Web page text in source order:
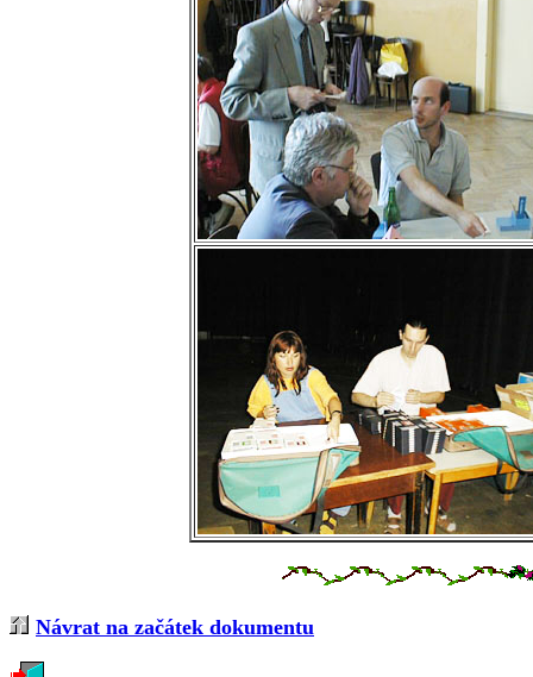
Návrat na začátek dokumentu